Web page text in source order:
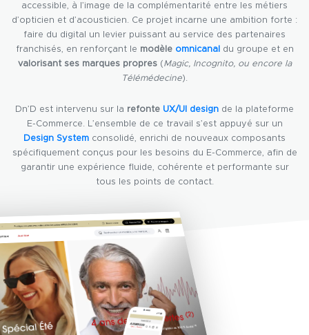
accessible, à l’image de la complémentarité entre les métiers
d’opticien et d’acousticien. Ce projet incarne une ambition forte :
faire du digital un levier puissant au service des partenaires
franchisés, en renforçant le modèle omnicanal
du groupe et en
valorisant ses marques propres (Magic, Incognito, ou encore la
Télémédecine).
Dn’D est intervenu sur la refonte UX/UI design de la plateforme
E-Commerce. L’ensemble de ce travail s’est appuyé sur un
Design System consolidé, enrichi de nouveaux composants
spécifiquement conçus pour les besoins du E-Commerce, afin de
garantir une expérience fluide, cohérente et performante sur
tous les points de contact.